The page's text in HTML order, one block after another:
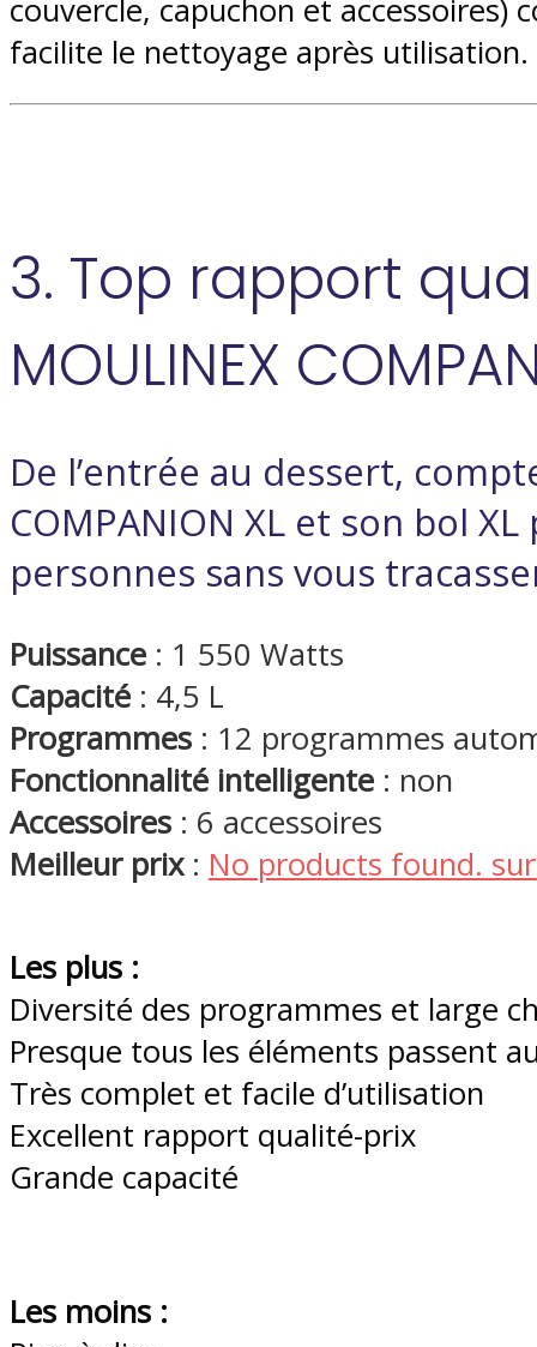
couvercle, capuchon et accessoires)
facilite le nettoyage après utilisation.
3. Top rapport
MOULINEX
De l’entrée au dessert,
COMPANION XL et son bol
personnes sans vous
Puissance : 1 550 Watts
Capacité : 4,5 L
Programmes : 12 programmes
Fonctionnalité intelligente : non
Accessoires : 6 accessoires
Meilleur prix: No products found.
Les plus :
Diversité des programmes et large
Presque tous les éléments passent
Très complet et facile d’utilisation
Excellent rapport qualité-prix
Grande capacité
Les moins :